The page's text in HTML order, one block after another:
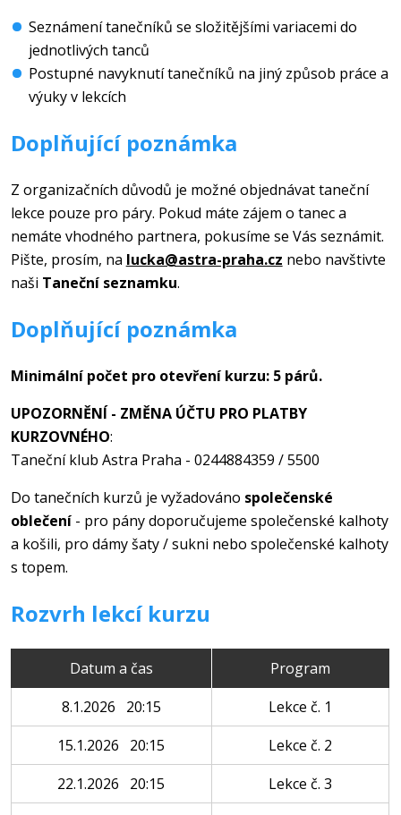
Seznámení tanečníků se složitějšími variacemi do
jednotlivých tanců
Postupné navyknutí tanečníků na jiný způsob práce a
výuky v lekcích
Doplňující poznámka
Z organizačních důvodů je možné objednávat taneční
lekce pouze pro páry. Pokud máte zájem o tanec a
nemáte vhodného partnera, pokusíme se Vás seznámit.
Pište, prosím, na lucka@astra-praha.cz nebo navštivte
naši Taneční seznamku.
Doplňující poznámka
Minimální počet pro otevření kurzu: 5 párů.
UPOZORNĚNÍ - ZMĚNA ÚČTU PRO PLATBY
KURZOVNÉHO:
Taneční klub Astra Praha - 0244884359 / 5500
Do tanečních kurzů je vyžadováno společenské
oblečení- pro pány doporučujeme společenské kalhoty
a košili, pro dámy šaty / sukni nebo společenské kalhoty
s topem.
Rozvrh lekcí kurzu
Datum a čas
Program
8.1.2026 20:15
Lekce č. 1
15.1.2026 20:15
Lekce č. 2
22.1.2026 20:15
Lekce č. 3